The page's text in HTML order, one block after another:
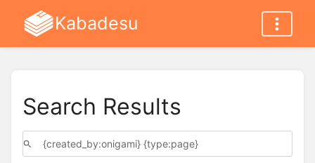
Kabadesu
Search Results